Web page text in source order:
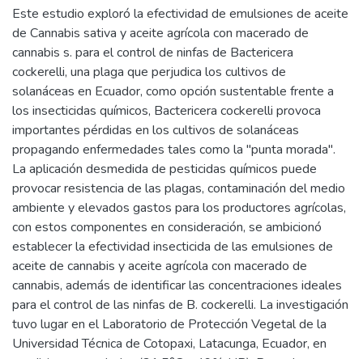
Este estudio exploró la efectividad de emulsiones de aceite
de Cannabis sativa y aceite agrícola con macerado de
cannabis s. para el control de ninfas de Bactericera
cockerelli, una plaga que perjudica los cultivos de
solanáceas en Ecuador, como opción sustentable frente a
los insecticidas químicos, Bactericera cockerelli provoca
importantes pérdidas en los cultivos de solanáceas
propagando enfermedades tales como la "punta morada".
La aplicación desmedida de pesticidas químicos puede
provocar resistencia de las plagas, contaminación del medio
ambiente y elevados gastos para los productores agrícolas,
con estos componentes en consideración, se ambicionó
establecer la efectividad insecticida de las emulsiones de
aceite de cannabis y aceite agrícola con macerado de
cannabis, además de identificar las concentraciones ideales
para el control de las ninfas de B. cockerelli. La investigación
tuvo lugar en el Laboratorio de Protección Vegetal de la
Universidad Técnica de Cotopaxi, Latacunga, Ecuador, en